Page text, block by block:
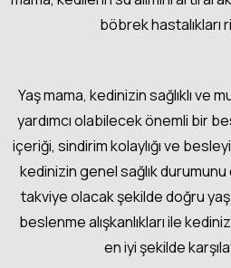
böbrek hastalıkları
Yaş mama, kedinizin sağlıklı ve
yardımcı olabilecek önemli bir
içeriği, sindirim kolaylığı ve
kedinizin genel sağlık
takviye olacak şekilde doğru
beslenme alışkanlıkları ile
en iyi şekilde